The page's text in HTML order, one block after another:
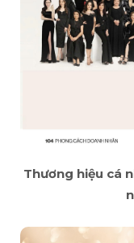
Thương hiệu cá